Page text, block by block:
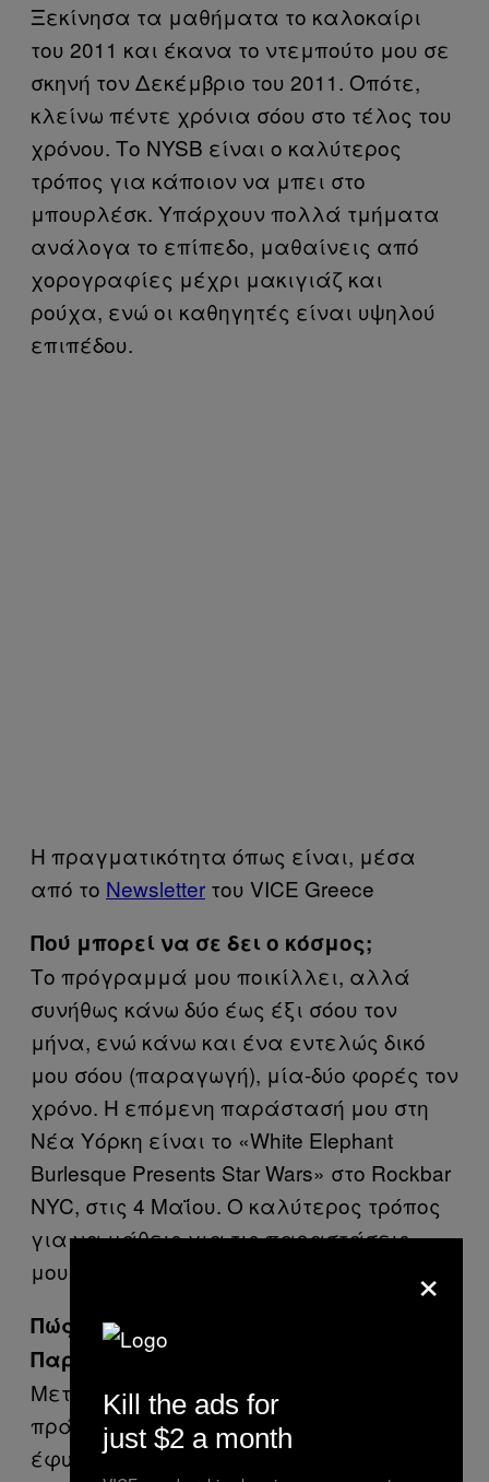
Ξεκίνησα τα μαθήματα το καλοκαίρι
του 2011 και έκανα το ντεμπούτο μου σε
σκηνή τον Δεκέμβριο του 2011. Οπότε,
κλείνω πέντε χρόνια σόου στο τέλος του
χρόνου. Το NYSB είναι ο καλύτερος
τρόπος για κάποιον να μπει στο
μπουρλέσκ. Υπάρχουν πολλά τμήματα
ανάλογα το επίπεδο, μαθαίνεις από
χορογραφίες μέχρι μακιγιάζ και
ρούχα, ενώ οι καθηγητές είναι υψηλού
επιπέδου.
Η πραγματικότητα όπως είναι, μέσα
από το Newsletter του VICE Greece
Πού μπορεί να σε δει ο κόσμος;
Το πρόγραμμά μου ποικίλλει, αλλά
συνήθως κάνω δύο έως έξι σόου τον
μήνα, ενώ κάνω και ένα εντελώς δικό
μου σόου (παραγωγή), μία-δύο φορές τον
χρόνο. Η επόμενη παράστασή μου στη
Νέα Υόρκη είναι το «White Elephant
Burlesque Presents Star Wars» στο Rockbar
NYC, στις 4 Μαΐου. Ο καλύτερος τρόπος
για να μάθεις για τις παραστάσεις
μου, είναι μέσω της
Πώς τελείωσε η νύχτα σου την
Παρασκευή;
Μετά την παράσταση, πακέταρα τα
πράγματά μου στην τσάντα. Αφού
έφυγα από το μπαρ, έφαγα κάτι στο
×
Kill the ads for
just $2 a month